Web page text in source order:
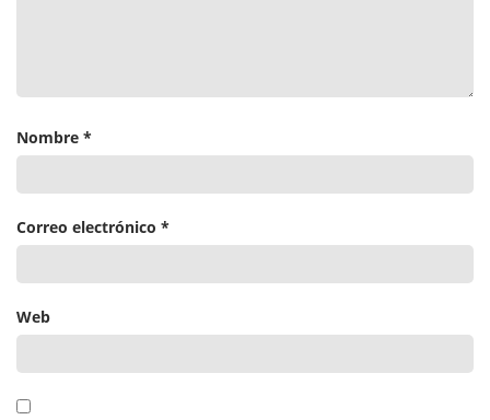
Nombre *
Correo electrónico *
Web